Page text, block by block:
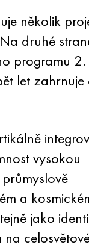
několik
druhé
programu 2.
let zahrnuje
vysokou
a
jako